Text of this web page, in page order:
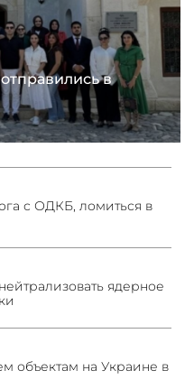
в
с ОДКБ, ломиться в
ядерное
объектам на Украине в